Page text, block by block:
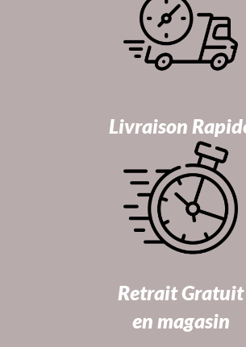
Livraison
Retrait Gratuit
en magasin